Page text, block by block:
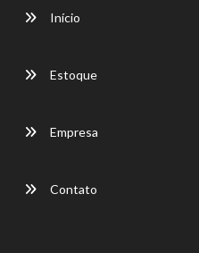
Início
Estoque
Empresa
Contato